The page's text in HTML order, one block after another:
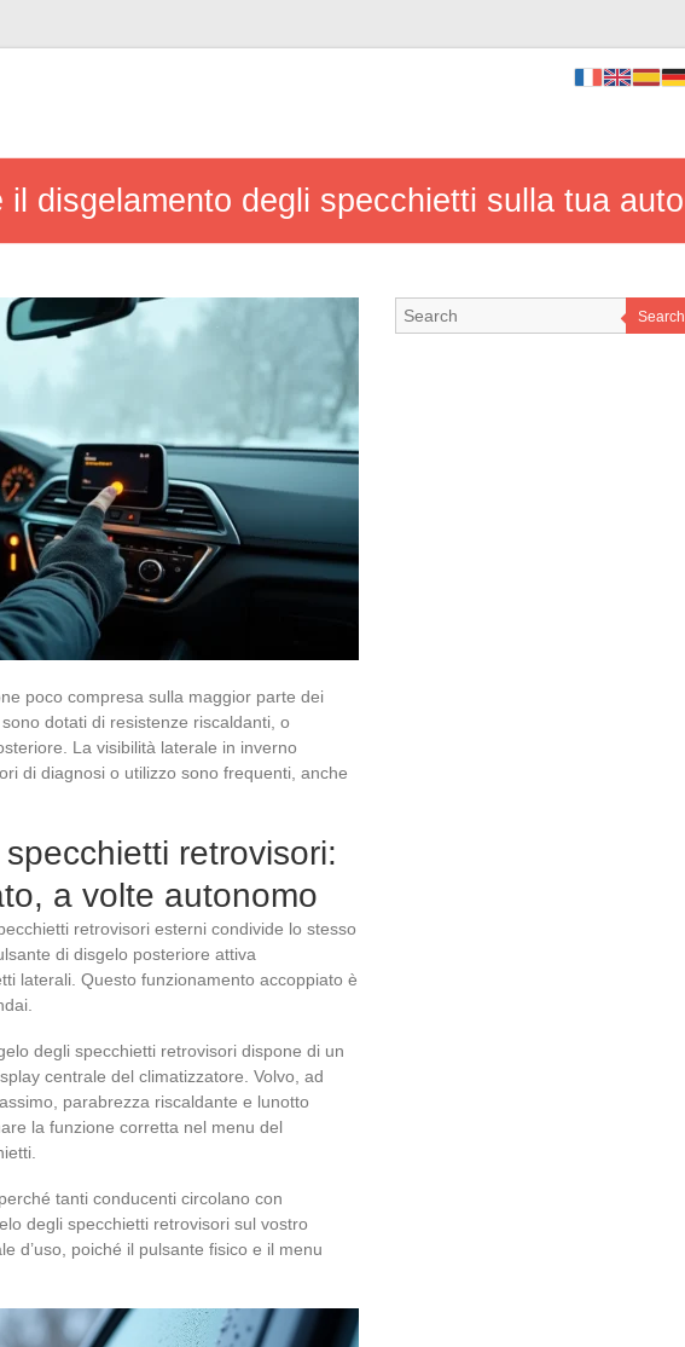
disgelamento degli specchietti sulla tua auto
poco compresa sulla maggior parte dei
dotati di resistenze riscaldanti, o
La visibilità laterale in inverno
di diagnosi o utilizzo sono frequenti, anche
retrovisori:
a volte autonomo
retrovisori esterni condivide lo stesso
di disgelo posteriore attiva
laterali. Questo funzionamento accoppiato è
degli specchietti retrovisori dispone di un
centrale del climatizzatore. Volvo, ad
parabrezza riscaldante e lunotto
la funzione corretta nel menu del
tanti conducenti circolano con
degli specchietti retrovisori sul vostro
d’uso, poiché il pulsante fisico e il menu
Search